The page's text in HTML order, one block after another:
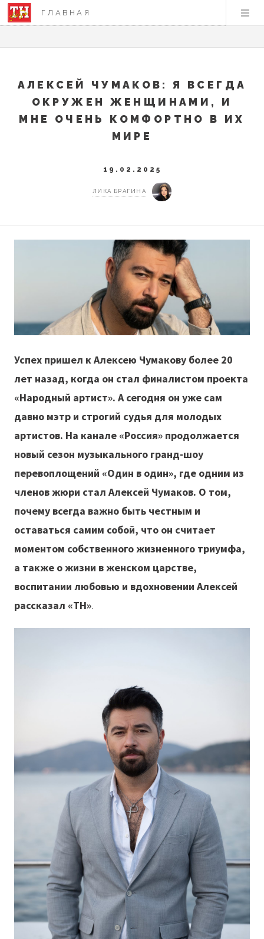
ГЛАВНАЯ
АЛЕКСЕЙ ЧУМАКОВ: Я ВСЕГДА
ОКРУЖЕН ЖЕНЩИНАМИ, И
МНЕ ОЧЕНЬ КОМФОРТНО В ИХ
МИРЕ
19.02.2025
ЛИКА БРАГИНА
Успех пришел к Алексею Чумакову более 20
лет назад, когда он стал финалистом проекта
«Народный артист». А сегодня он уже сам
давно мэтр и строгий судья для молодых
артистов. На канале «Россия» продолжается
новый сезон музыкального гранд-шоу
перевоплощений «Один в один», где одним из
членов жюри стал Алексей Чумаков. О том,
почему всегда важно быть честным и
оставаться самим собой, что он считает
моментом собственного жизненного триумфа,
а также о жизни в женском царстве,
воспитании любовью и вдохновении Алексей
рассказал «ТН».